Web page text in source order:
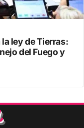
ley de Tierras:
del Fuego y